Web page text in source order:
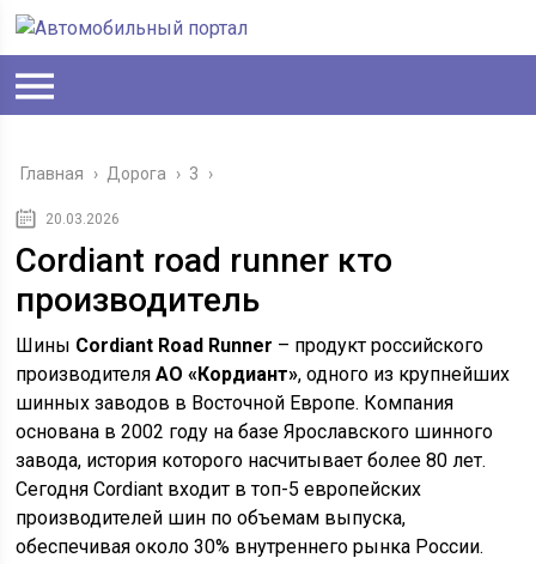
Главная › Дорога › 3 ›
20.03.2026
Cordiant road runner кто
производитель
Шины Cordiant Road Runner – продукт российского
производителяАО «Кордиант», одного из крупнейших
шинных заводов в Восточной Европе. Компания
основана в 2002 году на базе Ярославского шинного
завода, история которого насчитывает более 80 лет.
Сегодня Cordiant входит в топ-5 европейских
производителей шин по объемам выпуска,
обеспечивая около 30% внутреннего рынка России.